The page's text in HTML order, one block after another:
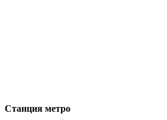
Станция метро